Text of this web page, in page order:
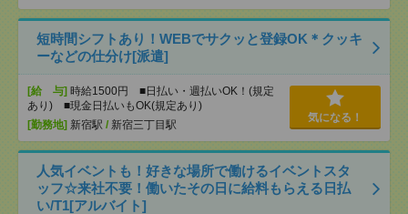
短時間シフトあり！WEBでサクッと登録OK＊クッキ
ーなどの仕分け[派遣]
[給 与] 時給1500円 ■日払い・週払いOK！(規定
あり) ■現金日払いもOK(規定あり)
[勤務地] 新宿駅 / 新宿三丁目駅
気になる！
人気イベントも！好きな場所で働けるイベントスタ
ッフ☆来社不要！働いたその日に給料もらえる日払
い/T1[アルバイト]